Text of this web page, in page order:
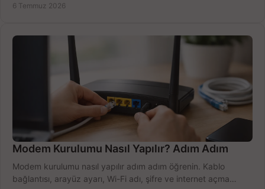
6 Temmuz 2026
Modem Kurulumu Nasıl Yapılır? Adım Adım
Modem kurulumu nasıl yapılır adım adım öğrenin. Kablo
bağlantısı, arayüz ayarı, Wi-Fi adı, şifre ve internet açma